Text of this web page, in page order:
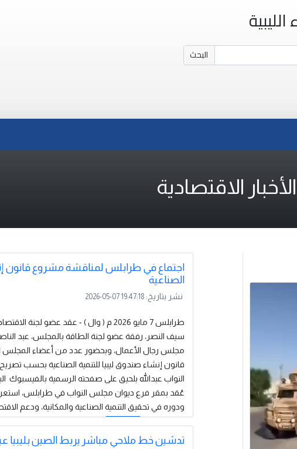
البحث
الاقتصادية
اجتماع في طرابلس لمناقشة مشروع قانون
الصناعية
نشر بتاريخ:2026-05-07 19:47:18
طرابلس 7 مايو 2026 م ( وال ) - عقد عضو
سيف النصر، رفقة عضو لجنة الطاقة بالمجلس، عبد
مجلس رجال الأعمال، وبحضور عدد من أعضاء المجلس
قانون إنشاء صندوق ليبيا للتنمية الصناعية بحسب
النواب عبدالله بلحيق على صفحته الرسمية بالفيسبوك
عُقد بمقر فرع ديوان مجلس النواب في طرابلس،
ودوره في تحقيق التنمية الصناعية والمكانية، ودعم
بين مختلف...
تدشين خط ملاحي مباشر يربط الصين بليبيا